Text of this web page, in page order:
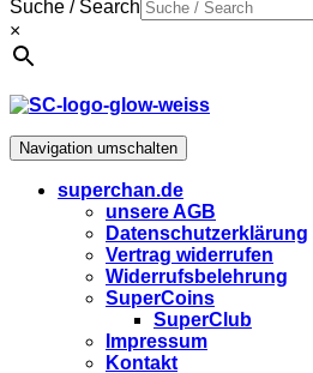
Suche / Search
×
Navigation umschalten
superchan.de
unsere AGB
Datenschutzerklärung
Vertrag widerrufen
Widerrufsbelehrung
SuperCoins
SuperClub
Impressum
Kontakt